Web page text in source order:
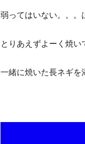
弱ってはいない。。。
とりあえずよーく焼い
一緒に焼いた長ネギを